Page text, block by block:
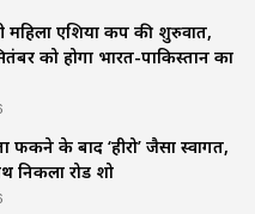
महिला एशिया कप की शुरुवात,
को होगा भारत-पाकिस्तान का
फेंकने के बाद ‘हीरो’ जैसा स्वागत,
निकला रोड शो